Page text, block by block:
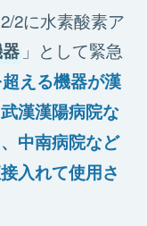
2に水素酸素ア
」として緊急
える機器が漢
漢漢陽病院な
中南病院など
入れて使用さ